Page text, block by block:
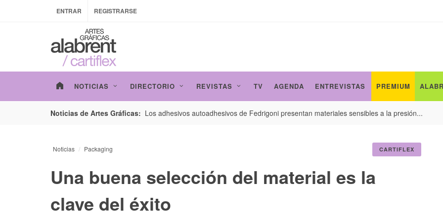
ENTRAR REGISTRARSE
NOTICIAS DIRECTORIO REVISTAS TV AGENDA ENTREVISTAS PREMIUM
Noticias de Artes Gráficas:
de envases con un nuevo estudio de Los adhesivos autoadhesivos de Fedrigoni presentan materiales sensibles a la presión...
CARTIFLEX
Noticias Packaging
Una buena selección del material es la
clave del éxito